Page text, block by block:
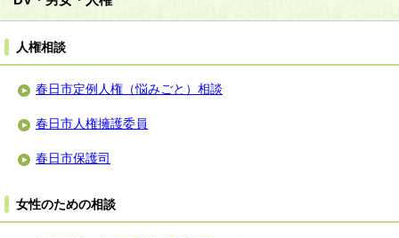
人権相談
春日市定例人権（悩みごと）相談
春日市人権擁護委員
春日市保護司
女性のための相談